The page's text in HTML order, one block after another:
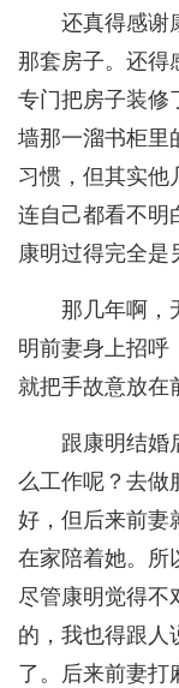
还真得感谢
那套房子。还得
专门把房子装修
墙那一溜书柜里
习惯，但其实他
连自己都看不明
康明过得完全是
那几年啊，
明前妻身上招呼
就把手故意放在
跟康明结婚
么工作呢？去做
好，但后来前妻
在家陪着她。所
尽管康明觉得不
的，我也得跟人
了。后来前妻打